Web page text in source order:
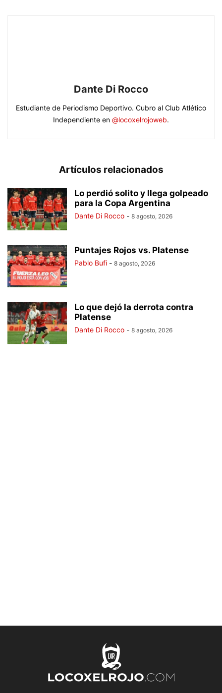
Dante Di Rocco
Estudiante de Periodismo Deportivo. Cubro al Club Atlético
Independiente en @locoxelrojoweb.
Artículos relacionados
Lo perdió solito y llega golpeado
para la Copa Argentina
Dante Di Rocco - 8 agosto, 2026
Puntajes Rojos vs. Platense
Pablo Bufi - 8 agosto, 2026
Lo que dejó la derrota contra
Platense
Dante Di Rocco - 8 agosto, 2026